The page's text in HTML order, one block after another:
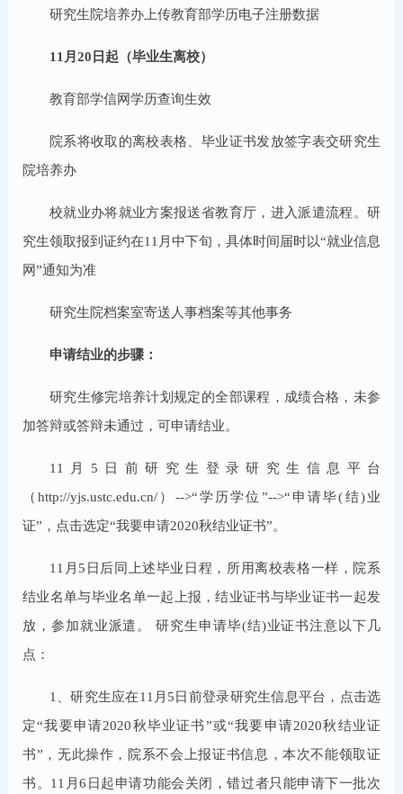
研究生院培养办上传教育部学历电子注册数据
11月20日起（毕业生离校）
教育部学信网学历查询生效
院系将收取的离校表格、毕业证书发放签字表交研究生
院培养办
校就业办将就业方案报送省教育厅，进入派遣流程。研
究生领取报到证约在11月中下旬，具体时间届时以“就业信息
网”通知为准
研究生院档案室寄送人事档案等其他事务
申请结业的步骤：
研究生修完培养计划规定的全部课程，成绩合格，未参
加答辩或答辩未通过，可申请结业。
11月5日前研究生登录研究生信息平台
（http://yjs.ustc.edu.cn/）-->“学历学位”-->“申请毕(结)业
证”，点击选定“我要申请2020秋结业证书”。
11月5日后同上述毕业日程，所用离校表格一样，院系
结业名单与毕业名单一起上报，结业证书与毕业证书一起发
放，参加就业派遣。 研究生申请毕(结)业证书注意以下几
点：
1、研究生应在11月5日前登录研究生信息平台，点击选
定“我要申请2020秋毕业证书”或“我要申请2020秋结业证
书”，无此操作，院系不会上报证书信息，本次不能领取证
书。11月6日起申请功能会关闭，错过者只能申请下一批次